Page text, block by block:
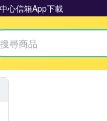
心信箱App下載
拍賣